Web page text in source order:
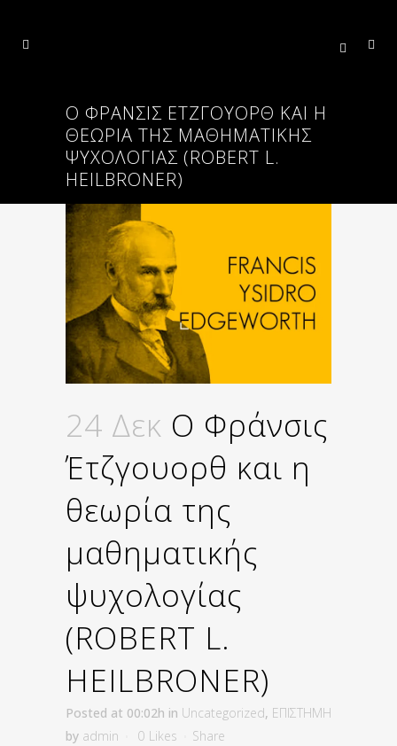
Ο ΦΡΆΝΣΙΣ ΈΤΖΓΟΥΟΡΘ ΚΑΙ Η
ΘΕΩΡΊΑ ΤΗΣ ΜΑΘΗΜΑΤΙΚΉΣ
ΨΥΧΟΛΟΓΊΑΣ (ROBERT L.
HEILBRONER)
24 Δεκ Ο Φράνσις
Έτζγουορθ και η
θεωρία της
μαθηματικής
ψυχολογίας
(ROBERT L.
HEILBRONER)
Posted at 00:02h in Uncategorized, ΕΠΙΣΤΗΜΗ
by admin 0 Likes Share